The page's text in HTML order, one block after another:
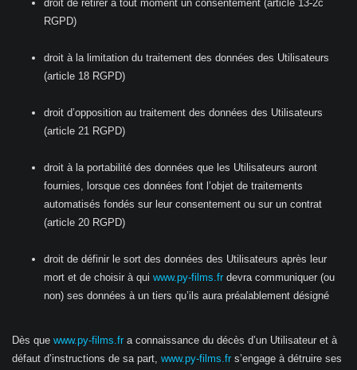
droit de retirer à tout moment un consentement (article 13-2c
RGPD)
droit à la limitation du traitement des données des Utilisateurs
(article 18 RGPD)
droit d’opposition au traitement des données des Utilisateurs
(article 21 RGPD)
droit à la portabilité des données que les Utilisateurs auront
fournies, lorsque ces données font l’objet de traitements
automatisés fondés sur leur consentement ou sur un contrat
(article 20 RGPD)
droit de définir le sort des données des Utilisateurs après leur
mort et de choisir à qui www.py-films.fr devra communiquer (ou
non) ses données à un tiers qu’ils aura préalablement désigné
Dès que www.py-films.fr a connaissance du décès d’un Utilisateur et à
défaut d’instructions de sa part, www.py-films.fr s’engage à détruire ses